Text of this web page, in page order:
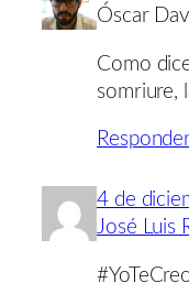
Óscar
Como
somriure,
4 de
José Luis